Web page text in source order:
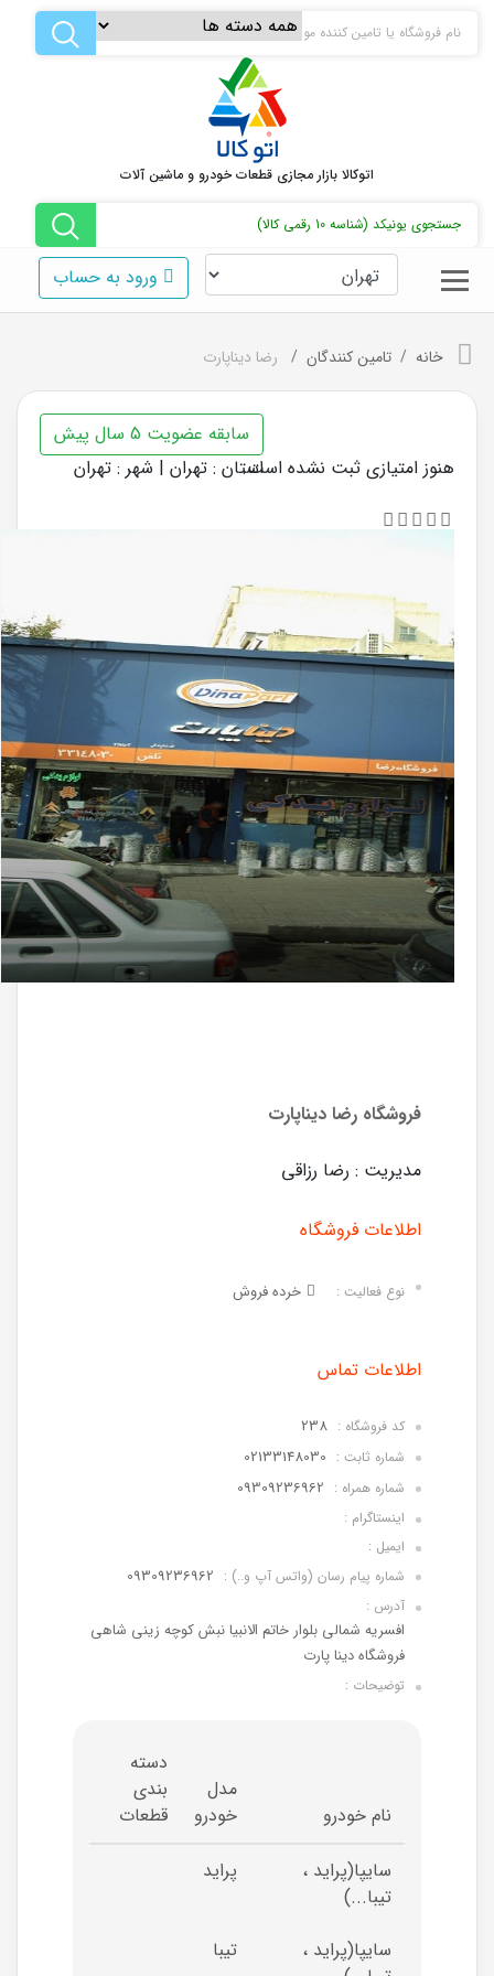
اتوکالا بازار مجازی قطعات خودرو و ماشین آلات
ورود به حساب
خانه تامین کنندگان رضا دیناپارت
سابقه عضویت 5 سال پیش
استان : تهران | شهر : تهرانهنوز امتیازی ثبت نشده است.
فروشگاه رضا دیناپارت
مدیریت : رضا رزاقی
اطلاعات فروشگاه
نوع فعالیت : خرده فروش
اطلاعات تماس
کد فروشگاه : 238
شماره ثابت : 02133148030
شماره همراه : 09309236962
اینستاگرام :
ایمیل :
شماره پیام رسان (واتس آپ و..) : 09309236962
آدرس :
افسریه شمالی بلوار خاتم الانبیا نبش کوچه زینی شاهی
فروشگاه دینا پارت
توضیحات :
نام خودرو
مدل
خودرو
دسته
بندی
قطعات
سایپا(پراید ،
تیبا...)
پراید
سایپا(پراید ،
تیبا